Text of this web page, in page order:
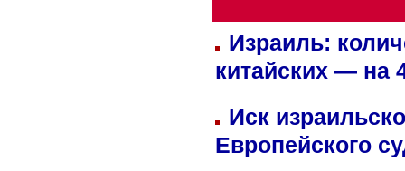
Израиль:
китайских — на
Иск
Европейского